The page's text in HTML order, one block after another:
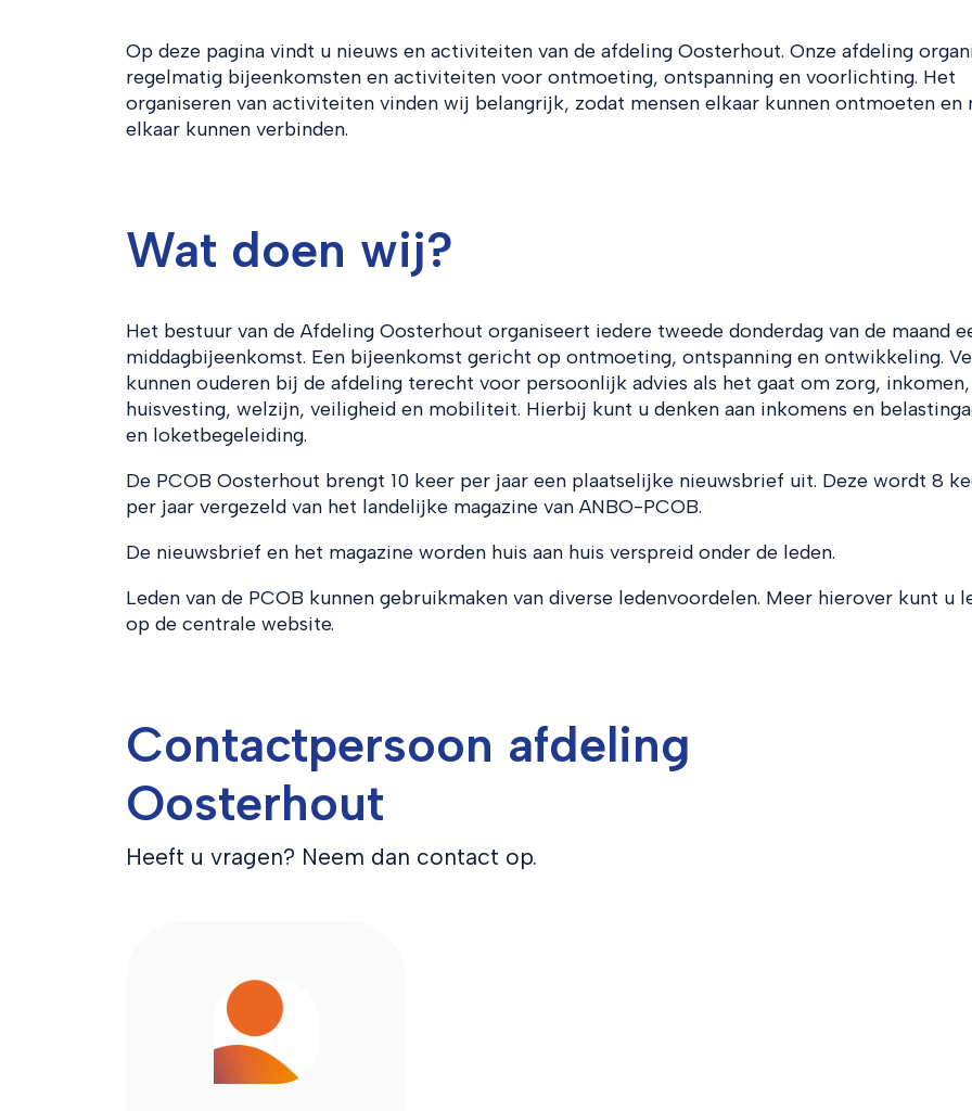
Op deze pagina vindt u nieuws en activiteiten van de afdeling Oosterhout. Onze afdeling
regelmatig bijeenkomsten en activiteiten voor ontmoeting, ontspanning en voorlichting. Het
organiseren van activiteiten vinden wij belangrijk, zodat mensen elkaar kunnen ontmoeten en
elkaar kunnen verbinden.
Wat doen wij?
Het bestuur van de Afdeling Oosterhout organiseert iedere tweede donderdag van de maand
middagbijeenkomst. Een bijeenkomst gericht op ontmoeting, ontspanning en ontwikkeling.
kunnen ouderen bij de afdeling terecht voor persoonlijk advies als het gaat om zorg, inkomen,
huisvesting, welzijn, veiligheid en mobiliteit. Hierbij kunt u denken aan inkomens en
en loketbegeleiding.
De PCOB Oosterhout brengt 10 keer per jaar een plaatselijke nieuwsbrief uit. Deze wordt 8
per jaar vergezeld van het landelijke magazine van ANBO-PCOB.
De nieuwsbrief en het magazine worden huis aan huis verspreid onder de leden.
Leden van de PCOB kunnen gebruikmaken van diverse ledenvoordelen. Meer hierover kunt u
op de centrale website.
Contactpersoon afdeling
Oosterhout
Heeft u vragen? Neem dan contact op.